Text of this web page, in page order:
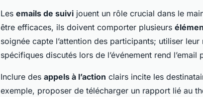
Les emails de suivi jouent un rôle crucial dans le
être efficaces, ils doivent comporter plusieurs
soignée capte l’attention des participants; utiliser
spécifiques discutés lors de l’événement rend l’email
Inclure des appels à l’action clairs incite les
exemple, proposer de télécharger un rapport lié au